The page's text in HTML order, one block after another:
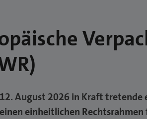
August 2026 in Kraft tretende
einheitlichen